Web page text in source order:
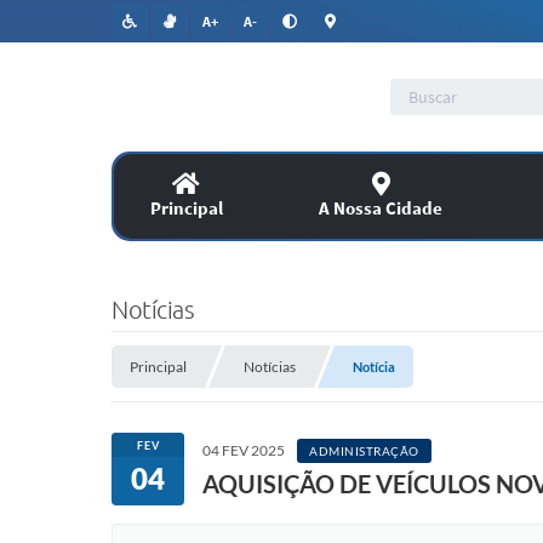
A+ A-
Principal A Nossa Cidade
Assitência Social
PUBLICAÇÕES OFICIAIS
Legislação
Notícias
Principal Notícias Notícia
FEV
04
04 FEV 2025 ADMINISTRAÇÃO
AQUISIÇÃO DE VEÍCULOS